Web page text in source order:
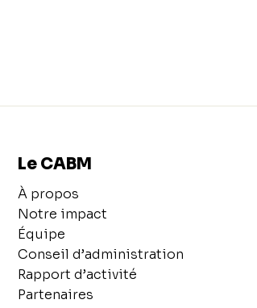
Le CABM
À propos
Notre impact
Équipe
Conseil d’administration
Rapport d’activité
Partenaires